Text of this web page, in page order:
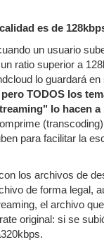
es de
un usuario
ratio superior a
lo guardará
pero TODOS los
lo hacen a
(transcoding)
para facilitar la
los archivos de
de forma legal,
el archivo
original: si se